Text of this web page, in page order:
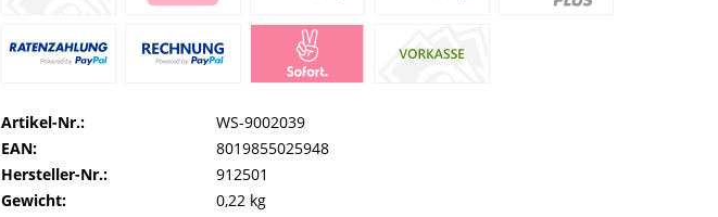
Artikel-Nr.:
WS-9002039
EAN:
8019855025948
Hersteller-Nr.:
912501
Gewicht:
0,22 kg